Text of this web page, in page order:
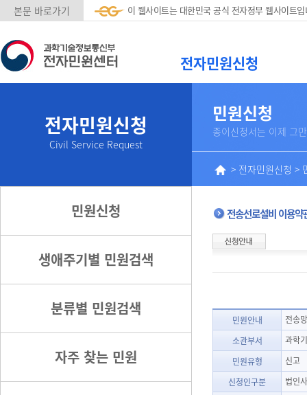
본문 바로가기 이 웹사이트는 대한민국 공식 전자정부 웹사이트
전자민원신청
전자민원신청
Civil Service Request
민원신청
생애주기별 민원검색
분류별 민원검색
자주 찾는 민원
민원신청
종이신청서는 이제 그
> 전자민원신청 >
전송선로설비 이용약
민원안내
전송
소관부서
과학
민원유형
신고
신청인구분
법인